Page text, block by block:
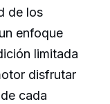
de los
enfoque
limitada
disfrutar
cada